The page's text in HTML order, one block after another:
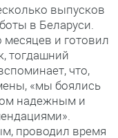
выпусков
в Беларуси.
и готовил
тогдашний
что,
«мы боялись
надежным и
проводил время